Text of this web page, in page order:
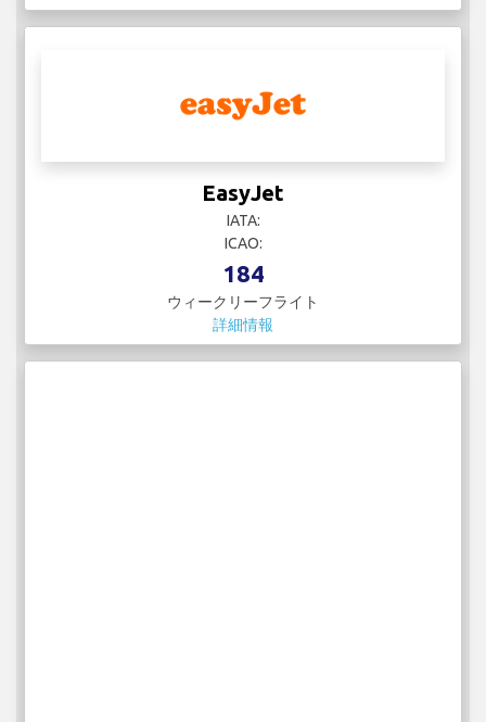
EasyJet
IATA:
ICAO:
184
ウィークリーフライト
詳細情報